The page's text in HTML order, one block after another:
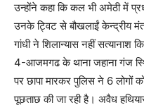
उन्होंने कहा कि कल भी अमेठी में
उनके ट्विट से बौखलाईं केन्द्रीय
गांधी ने शिलान्यास नहीं सत्यानाश
4-आजमगढ के थाना जहाना गंज
पर छापा मारकर पुलिस ने 6 लोगों
पूछताछ की जा रही है। अवैध